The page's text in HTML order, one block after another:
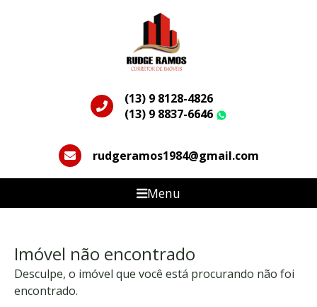
(13) 9 8128-4826
(13) 9 8837-6646
rudgeramos1984@gmail.com
Menu
Imóvel não encontrado
Desculpe, o imóvel que você está procurando não foi
encontrado.